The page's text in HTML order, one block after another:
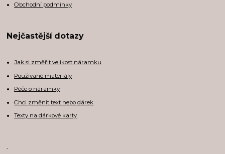
Obchodní podmínky
Nejčastější dotazy
Jak si změřit velikost náramku
Používané materiály
Péče o náramky
Chci změnit text nebo dárek
Texty na dárkové karty